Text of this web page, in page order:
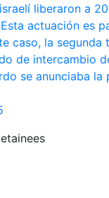
liberaron a
actuación es
caso, la segunda
de intercambio
se anunciaba la